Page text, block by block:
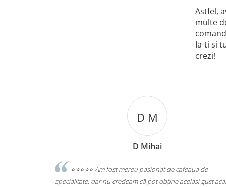
Astfel,
multe
Ia-ti si
crezi!
mereu pasionat de cafeaua de
că pot obține același gust acasă.
⭐️⭐️⭐️⭐️⭐️Excelent
Statie de Calcat Polti